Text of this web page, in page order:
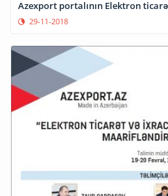
Azexport portalının Elektron
29-11-2018